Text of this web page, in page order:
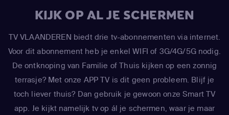
KIJK OP AL JE SCHERMEN
TV VLAANDEREN biedt drie tv-abonnementen via internet.
Voor dit abonnement heb je enkel WIFI of 3G/4G/5G nodig.
De ontknoping van Familie of Thuis kijken op een zonnig
terrasje? Met onze APP TV is dit geen probleem. Blijf je
toch liever thuis? Dan gebruik je gewoon onze Smart TV
app. Je kijkt namelijk tv op ál je schermen, waar je maar